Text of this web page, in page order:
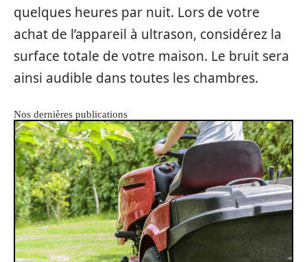
quelques heures par nuit. Lors de votre
achat de l’appareil à ultrason, considérez la
surface totale de votre maison. Le bruit sera
ainsi audible dans toutes les chambres.
Nos dernières publications